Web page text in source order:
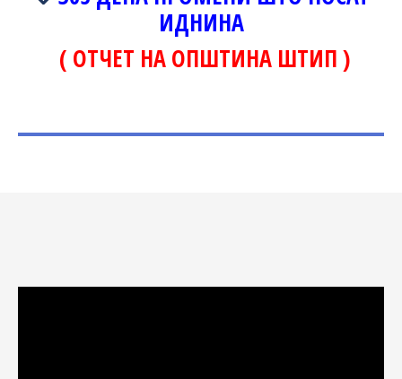
ИДНИНА
( ОТЧЕТ НА ОПШТИНА ШТИП )